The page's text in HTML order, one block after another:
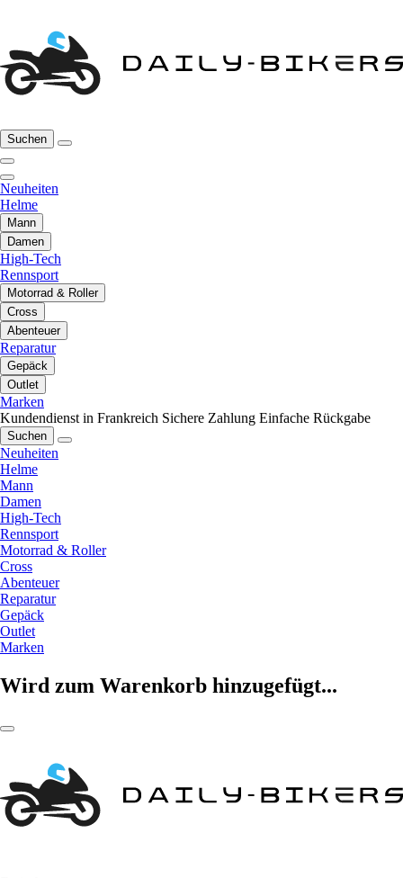
Suchen
Neuheiten
Helme
Mann
Damen
High-Tech
Rennsport
Motorrad & Roller
Cross
Abenteuer
Reparatur
Gepäck
Outlet
Marken
Kundendienst in Frankreich Sichere Zahlung Einfache Rückgabe
Suchen
Neuheiten
Helme
Mann
Damen
High-Tech
Rennsport
Motorrad & Roller
Cross
Abenteuer
Reparatur
Gepäck
Outlet
Marken
Wird zum Warenkorb hinzugefügt...